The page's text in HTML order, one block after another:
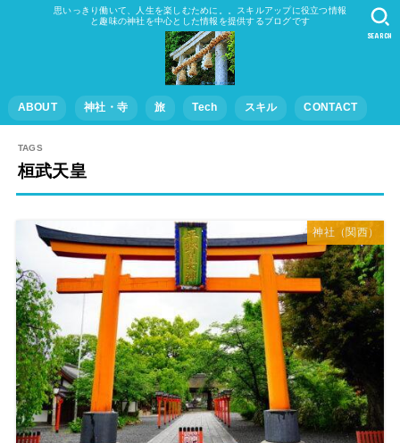
思いっきり働いて、人生を楽しむために。。スキルアップに役立つ情報
と趣味の神社を中心とした情報を提供するブログです
ABOUT 神社・寺 旅 Tech スキル CONTACT
SEARCH
桓武天皇
神社（関西）